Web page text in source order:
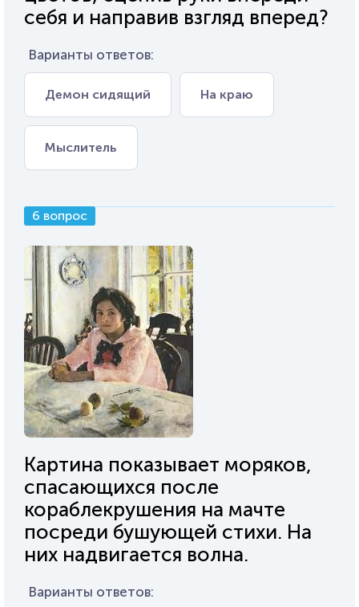
себя и направив взгляд вперед?
Варианты ответов:
Демон сидящий На краю
Мыслитель
6 вопрос
Картина показывает моряков,
спасающихся после
кораблекрушения на мачте
посреди бушующей стихи. На
них надвигается волна.
Варианты ответов: